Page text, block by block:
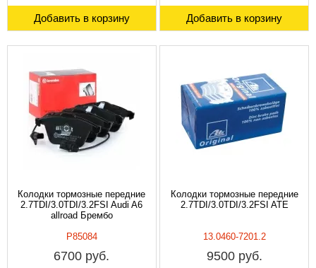
Добавить в корзину Добавить в корзину
Колодки тормозные передние
2.7TDI/3.0TDI/3.2FSI Audi A6
allroad Брембо
P85084
6700 руб.
Колодки тормозные передние
2.7TDI/3.0TDI/3.2FSI ATE
13.0460-7201.2
9500 руб.